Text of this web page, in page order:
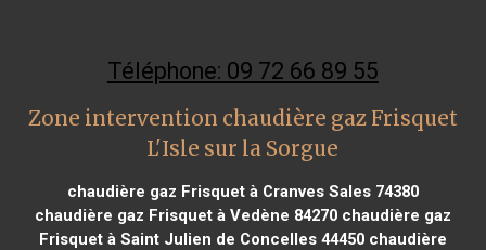
Téléphone: 09 72 66 89 55
Zone intervention chaudière gaz Frisquet
L'Isle sur la Sorgue
chaudière gaz Frisquet à Cranves Sales 74380
chaudière gaz Frisquet à Vedène 84270chaudière gaz
Frisquet à Saint Julien de Concelles 44450chaudière